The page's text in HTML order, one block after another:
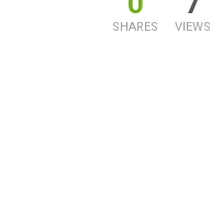
SHARES VIEWS